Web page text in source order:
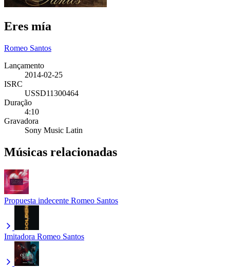
Eres mía
Romeo Santos
Lançamento
2014-02-25
ISRC
USSD11300464
Duração
4:10
Gravadora
Sony Music Latin
Músicas relacionadas
Propuesta indecente Romeo Santos
Imitadora Romeo Santos